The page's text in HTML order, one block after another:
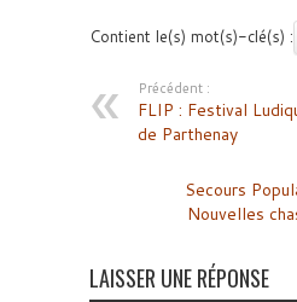
Contient le(s) mot(s)-clé(s) :
Précédent :
FLIP : Festival
de Parthenay
Secours
Nouvelles
LAISSER UNE RÉPONSE